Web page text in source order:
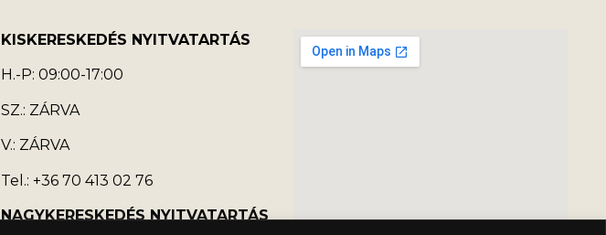
KISKERESKEDÉS NYITVATARTÁS
H.-P: 09:00-17:00
SZ.: ZÁRVA
V.: ZÁRVA
Tel.: +36 70 413 02 76
NAGYKERESKEDÉS NYITVATARTÁS